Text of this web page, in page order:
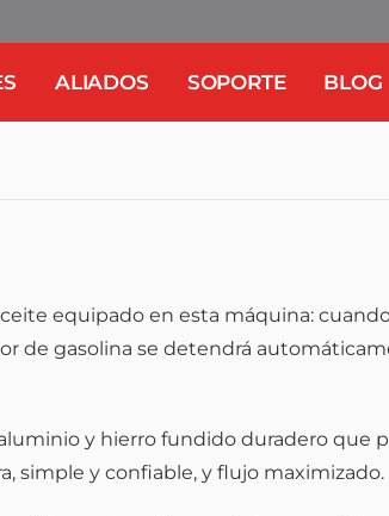
ALIADOS SOPORTE BLOG
equipado en esta máquina:
de gasolina se detendrá
y hierro fundido duradero que
simple y confiable, y flujo maximizado.